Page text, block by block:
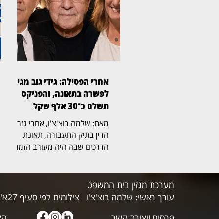
הטוב והציגה אותו באופן מטעה
בפני הציבור. על פי כתב התביעה,
הכתבה שודרה במאי 2024,
כחודשיים בלבד לאחר כניסתו של
יפרח לתפקיד, והציגה אותו כמי
למקורבים. לטענתו, מהכתבה
השתמע כי אפשר לבעלה של
חברת הכנסת לשעבר אסנת
אחרי הפסילה: גידי גוב מגיע
לפשרה בתאונה, והפניקס
תשלם כ־30 אלף שקל
מאת: שלמה בוצ'צ'ו, אחרי גזר
הדין בתיק התעבורה, תאונת
הדרכים שבה היה מעורב הזמר
בזירה האזרחית. בית המשפט
לתביעות קטנות בתל אביב, בפני
הרשם הבכיר מיכאל שמפל
(בצילום), נתן תוקף של פסק דין
צילומים לפי סעיף 27א' לחוק זכויות היוצרים
מערכת מגזין בית המשפט
עורך ראשי: שלמה בוצ'צ'ו